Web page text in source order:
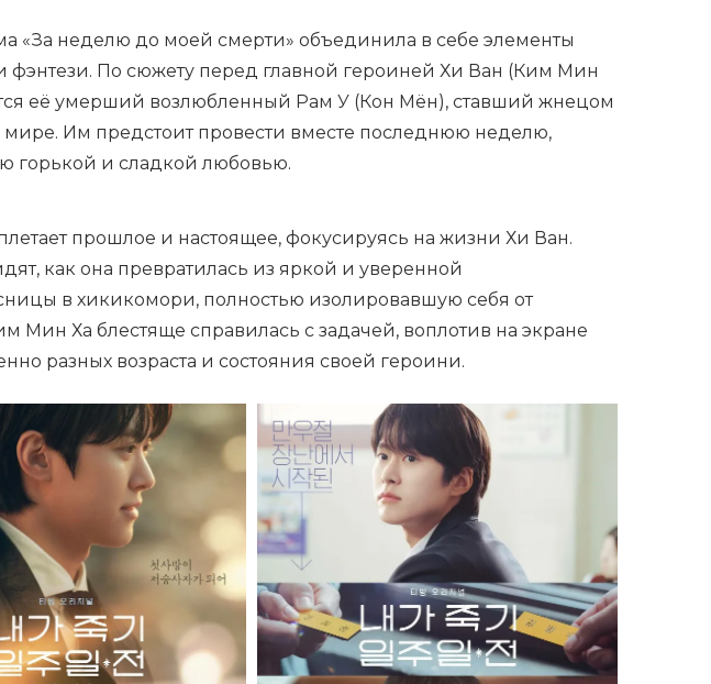
«За неделю до моей смерти» объединила в себе элементы
фэнтези. По сюжету перед главной героиней Хи Ван (Ким Мин
её умерший возлюбленный Рам У (Кон Мён), ставший жнецом
мире. Им предстоит провести вместе последнюю неделю,
горькой и сладкой любовью.
прошлое и настоящее, фокусируясь на жизни Хи Ван.
как она превратилась из яркой и уверенной
в хикикомори, полностью изолировавшую себя от
Мин Ха блестяще справилась с задачей, воплотив на экране
разных возраста и состояния своей героини.